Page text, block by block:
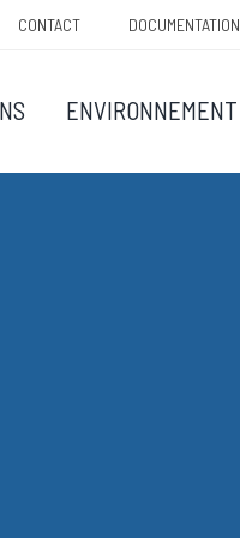
CONTACT DOCUMENTATION
ENVIRONNEMENT